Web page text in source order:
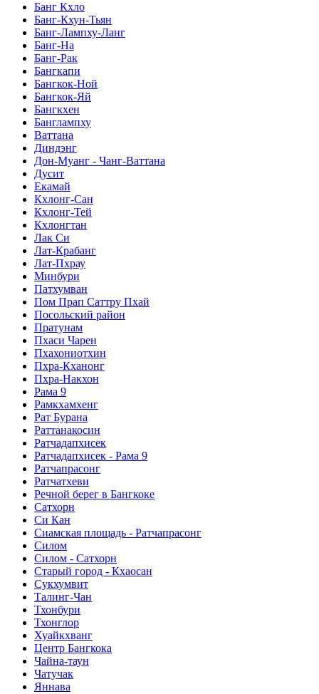
Банг Кхло
Банг-Кхун-Тьян
Банг-Лампху-Ланг
Банг-На
Банг-Рак
Бангкапи
Бангкок-Ной
Бангкок-Яй
Бангкхен
Банглампху
Ваттана
Диндэнг
Дон-Муанг - Чанг-Ваттана
Дусит
Екамай
Кхлонг-Сан
Кхлонг-Тей
Кхлонгтан
Лак Си
Лат-Крабанг
Лат-Пхрау
Минбури
Патхумван
Пом Прап Саттру Пхай
Посольский район
Пратунам
Пхаси Чарен
Пхахониотхин
Пхра-Кханонг
Пхра-Накхон
Рама 9
Рамкхамхенг
Рат Бурана
Раттанакосин
Ратчадапхисек
Ратчадапхисек - Рама 9
Ратчапрасонг
Ратчатхеви
Речной берег в Бангкоке
Сатхорн
Си Кан
Сиамская площадь - Ратчапрасонг
Силом
Силом - Сатхорн
Старый город - Кхаосан
Сукхумвит
Талинг-Чан
Тхонбури
Тхонглор
Хуайкхванг
Центр Бангкока
Чайна-таун
Чатучак
Яннава